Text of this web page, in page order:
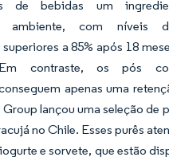
de bebidas um
ambiente, com níveis
a 85% após 18
contraste, os pós
apenas uma
Group lançou uma seleção de
no Chile. Esses purês
e sorvete, que estão